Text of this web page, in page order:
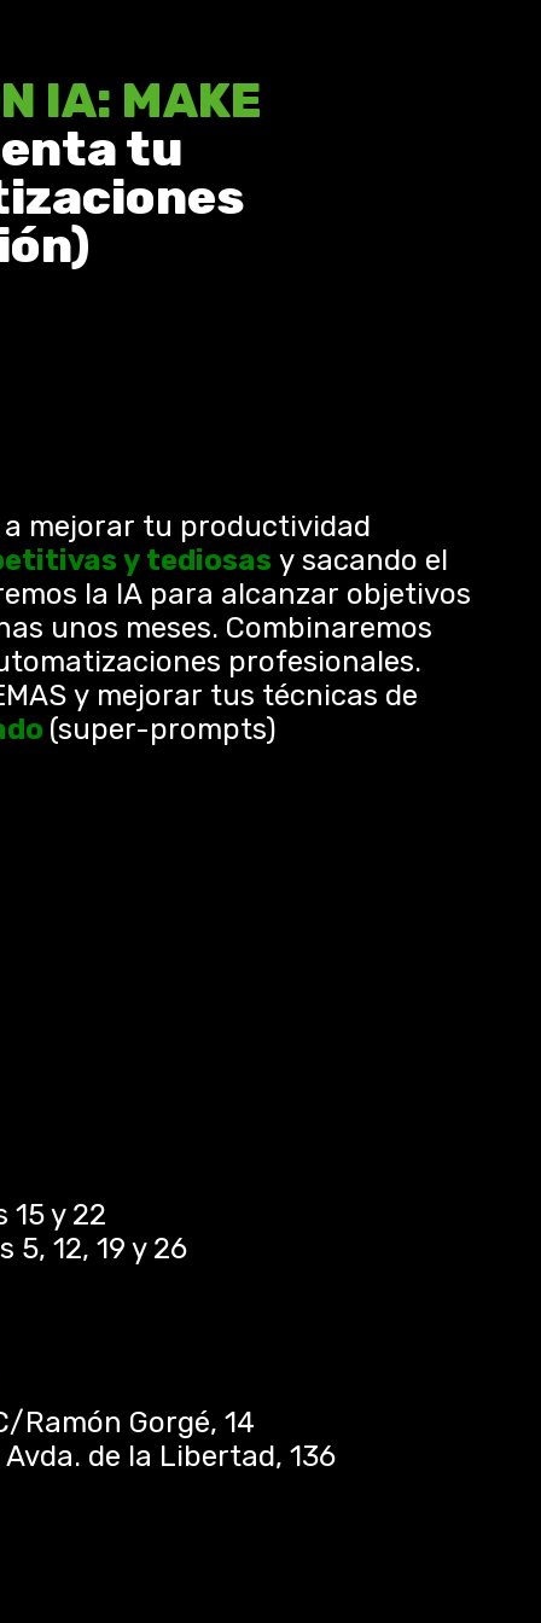
IA: MAKE
tu
mejorar tu productividad
y tediosas y sacando el
la IA para alcanzar objetivos
unos meses. Combinaremos
profesionales.
y mejorar tus técnicas de
(super-prompts)
15 y 22
5, 12, 19 y 26
Ramón Gorgé, 14
Avda. de la Libertad, 136